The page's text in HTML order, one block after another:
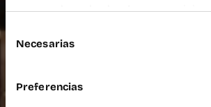
uso que haya hecho de sus servicios.
Selección
deNecesarias
Preferencias